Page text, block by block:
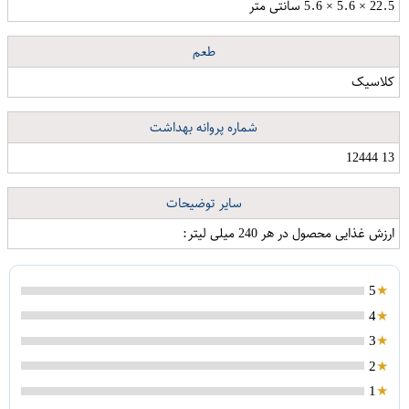
22.5 × 5.6 × 5.6 سانتی متر
طعم
کلاسیک
شماره پروانه بهداشت
13 12444
سایر توضیحات
ارزش غذایی محصول در هر 240 میلی لیتر:
5
4
3
2
1